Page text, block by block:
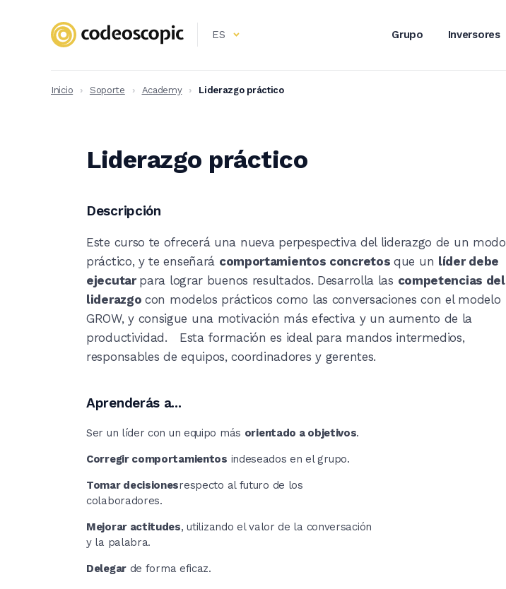
ES Grupo Inversores
Inicio › Soporte › Academy › Liderazgo práctico
Liderazgo práctico
Descripción
Este curso te ofrecerá una nueva perpespectiva del liderazgo de un modo
práctico, y te enseñará comportamientos concretos que un líder debe
ejecutar para lograr buenos resultados. Desarrolla las competencias del
liderazgo con modelos prácticos como las conversaciones con el modelo
GROW, y consigue una motivación más efectiva y un aumento de la
productividad.
Esta formación es ideal para mandos intermedios,
responsables de equipos, coordinadores y gerentes.
Aprenderás a...
Ser un líder con un equipo más orientado a objetivos.
Corregir comportamientos indeseados en el grupo.
Tomar decisionesrespecto al futuro de los
colaboradores.
Mejorar actitudes, utilizando el valor de la conversación
y la palabra.
Delegar de forma eficaz.